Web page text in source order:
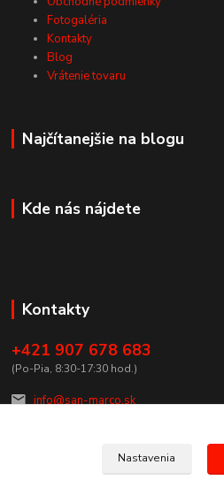
Fotogaléria
Kontakty
Blog
Vrátenie tovaru
Najčítanejšie na blogu
Kde nás nájdete
Kontakty
+421 907 678 683
(Po-Pia, 8:30-17:30 hod.)
info@san-marco.sk
Nastavenia